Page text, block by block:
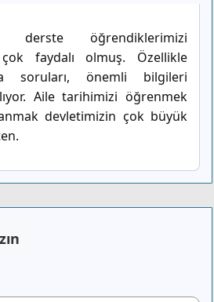
derste öğrendiklerimizi
faydalı olmuş. Özellikle
soruları, önemli bilgileri
Aile tarihimizi öğrenmek
devletimizin çok büyük